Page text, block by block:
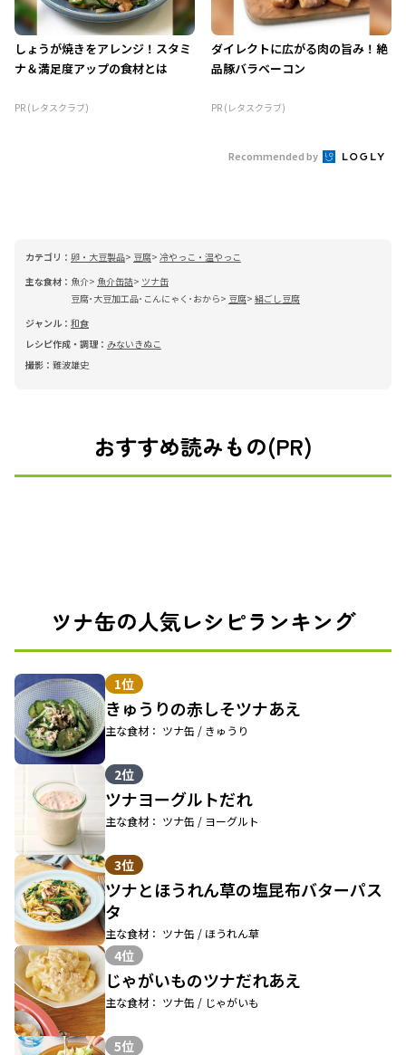
しょうが焼きをアレンジ！スタミ
ナ＆満足度アップの食材とは
PR (レタスクラブ)
ダイレクトに広がる肉の旨み！絶
品豚バラベーコン
PR (レタスクラブ)
Recommended by
カテゴリ： 卵・大豆製品 豆腐 冷やっこ・温やっこ
主な食材： 魚介 魚介缶詰
ツナ缶
豆腐･大豆加工品･こんにゃく･おから
豆腐 絹ごし豆腐
ジャンル： 和食
レシピ作成・調理： みないきぬこ
撮影： 難波雄史
おすすめ読みもの(PR)
ツナ缶の人気レシピランキング
1位
きゅうりの赤しそツナあえ
主な食材： ツナ缶 / きゅうり
2位
ツナヨーグルトだれ
主な食材： ツナ缶 / ヨーグルト
3位
ツナとほうれん草の塩昆布バターパス
タ
主な食材： ツナ缶 / ほうれん草
4位
じゃがいものツナだれあえ
主な食材： ツナ缶 / じゃがいも
5位